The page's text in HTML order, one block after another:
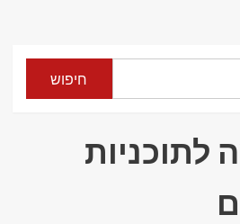
חיפוש
לתוכניות